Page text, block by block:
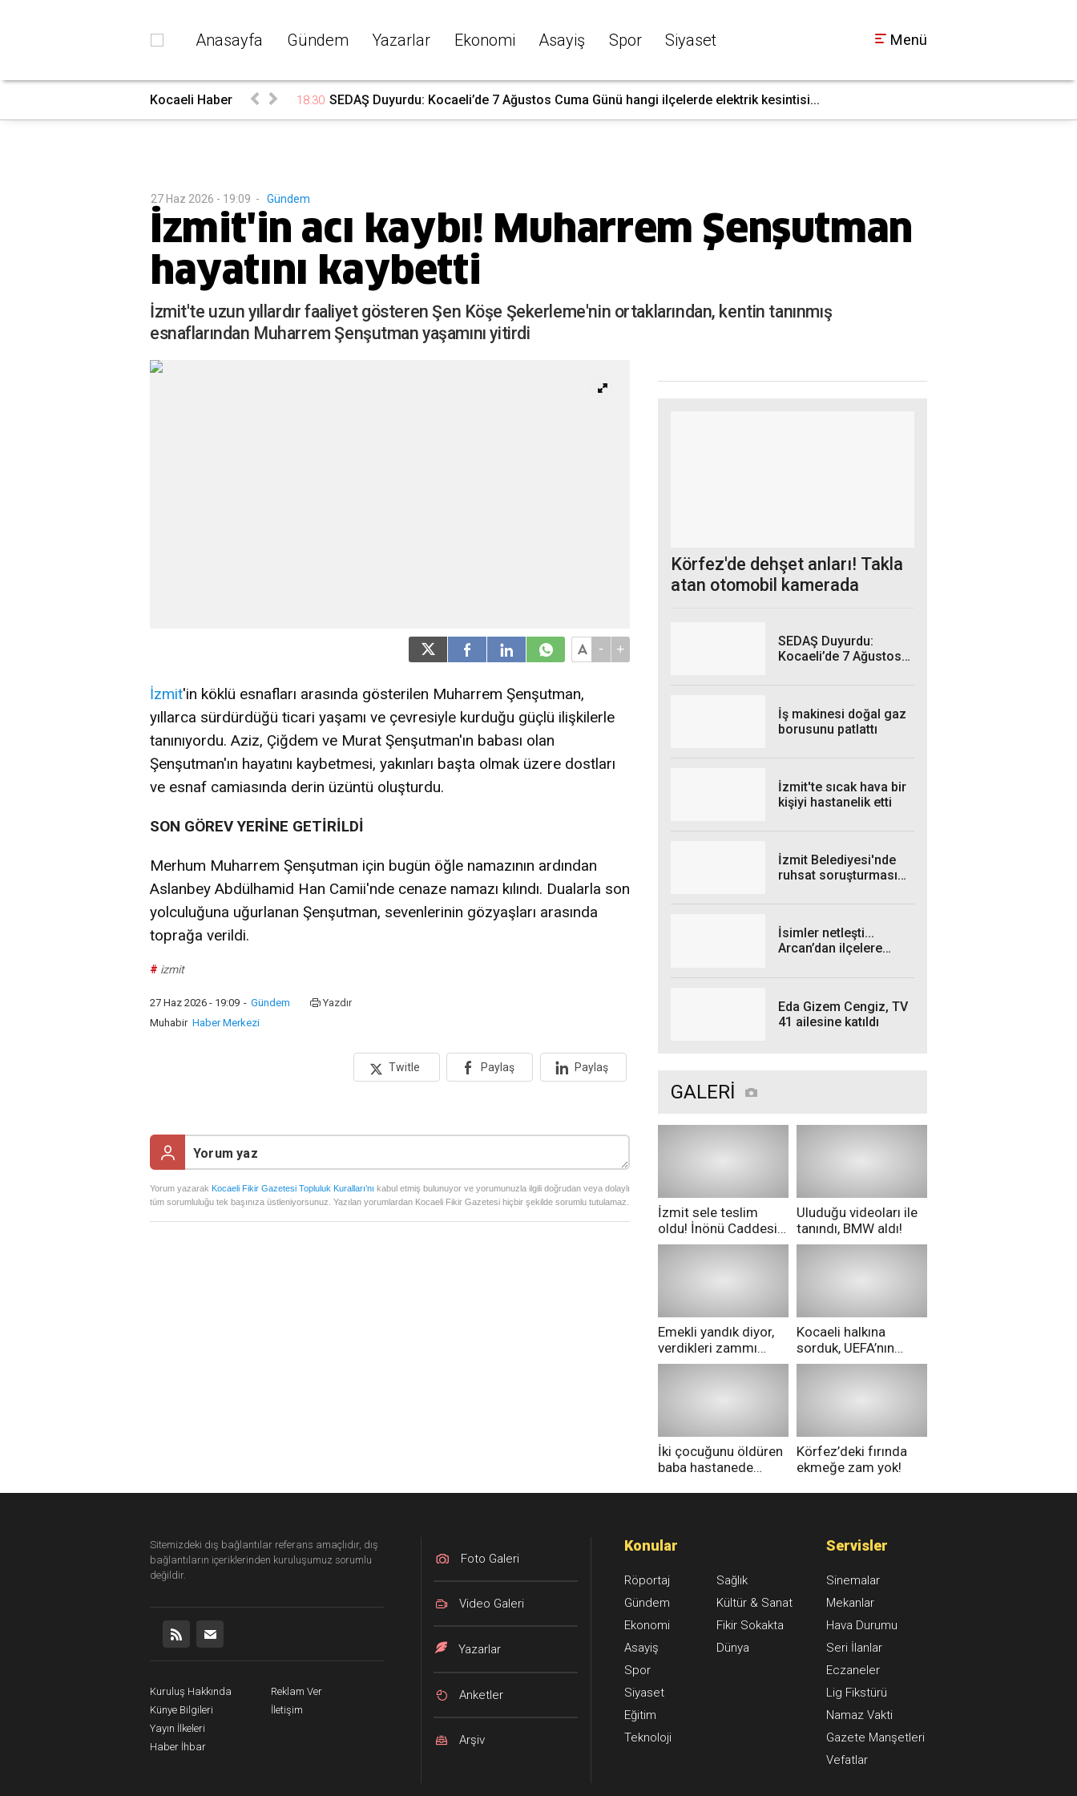
Anasayfa Gündem Yazarlar Ekonomi Asayiş Spor Siyaset Menü
Kocaeli Haber 18:30 SEDAŞ Duyurdu: Kocaeli’de 7 Ağustos Cuma Günü hangi ilçelerde elektrik kesintisi...
27 Haz 2026 - 19:09 - Gündem
İzmit'in acı kaybı! Muharrem Şenşutman
hayatını kaybetti
İzmit'te uzun yıllardır faaliyet gösteren Şen Köşe Şekerleme'nin ortaklarından, kentin tanınmış
esnaflarından Muharrem Şenşutman yaşamını yitirdi
- +
İzmit'in köklü esnafları arasında gösterilen Muharrem Şenşutman,
yıllarca sürdürdüğü ticari yaşamı ve çevresiyle kurduğu güçlü ilişkilerle
tanınıyordu. Aziz, Çiğdem ve Murat Şenşutman'ın babası olan
Şenşutman'ın hayatını kaybetmesi, yakınları başta olmak üzere dostları
ve esnaf camiasında derin üzüntü oluşturdu.
SON GÖREV YERİNE GETİRİLDİ
Merhum Muharrem Şenşutman için bugün öğle namazının ardından
Aslanbey Abdülhamid Han Camii'nde cenaze namazı kılındı. Dualarla son
yolculuğuna uğurlanan Şenşutman, sevenlerinin gözyaşları arasında
toprağa verildi.
# izmit
27 Haz 2026 - 19:09 - Gündem
Yazdır
Muhabir Haber Merkezi
Twitle Paylaş Paylaş
Yorum yazarak Kocaeli Fikir Gazetesi Topluluk Kuralları’nı kabul etmiş bulunuyor ve yorumunuzla ilgili doğrudan veya dolaylı
tüm sorumluluğu tek başınıza üstleniyorsunuz. Yazılan yorumlardan Kocaeli Fikir Gazetesi hiçbir şekilde sorumlu tutulamaz.
Körfez'de dehşet anları! Takla
atan otomobil kamerada
SEDAŞ Duyurdu:
Kocaeli’de 7 Ağustos
İş makinesi doğal gaz
borusunu patlattı
İzmit'te sıcak hava bir
kişiyi hastanelik etti
İzmit Belediyesi'nde
ruhsat soruşturması
İsimler netleşti...
Arcan’dan ilçelere
Eda Gizem Cengiz, TV
41 ailesine katıldı
GALERİ
İzmit sele teslim
oldu! İnönü Caddesi
göle döndü!
Uluduğu videoları ile
tanındı, BMW aldı!
Emekli yandık diyor,
verdikleri zammı
pazarda geri aldılar!
Kocaeli halkına
sorduk, UEFA’nın
Merih Demiral kararı
İki çocuğunu öldüren
baba hastanede
Körfez’deki fırında
ekmeğe zam yok!
Sitemizdeki dış bağlantılar referans amaçlıdır, dış
bağlantıların içeriklerinden kuruluşumuz sorumlu
değildir.
Kuruluş Hakkında
Künye Bilgileri
Yayın İlkeleri
Haber İhbar
Reklam Ver
İletişim
Foto Galeri
Video Galeri
Yazarlar
Anketler
Arşiv
Konular
Röportaj
Gündem
Ekonomi
Asayiş
Spor
Siyaset
Eğitim
Teknoloji
Sağlık
Kültür & Sanat
Fikir Sokakta
Dünya
Servisler
Sinemalar
Mekanlar
Hava Durumu
Seri İlanlar
Eczaneler
Lig Fikstürü
Namaz Vakti
Gazete Manşetleri
Vefatlar